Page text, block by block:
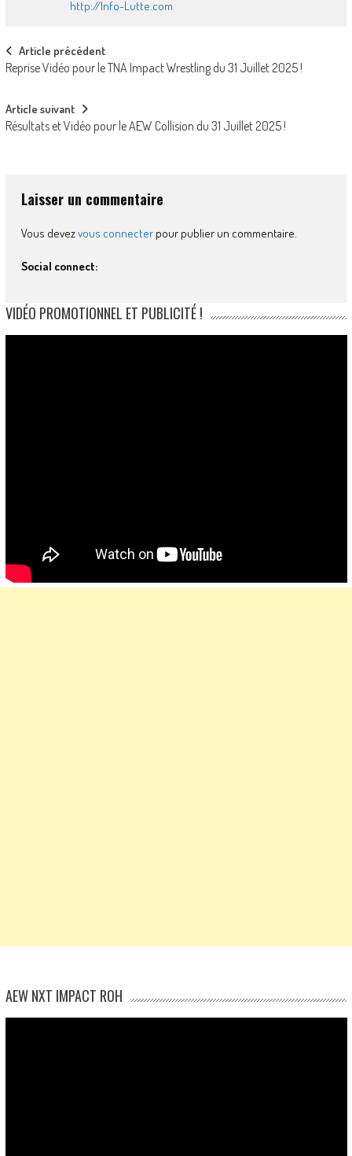
http://Info-Lutte.com
Post
navigation
Article précédent
Reprise Vidéo pour le TNA Impact Wrestling du 31 Juillet 2025 !
Article suivant
Résultats et Vidéo pour le AEW Collision du 31 Juillet 2025 !
Laisser un commentaire
Vous devezvous connecterpour publier un commentaire.
Social connect:
VIDÉO PROMOTIONNEL ET PUBLICITÉ !
AEW NXT IMPACT ROH